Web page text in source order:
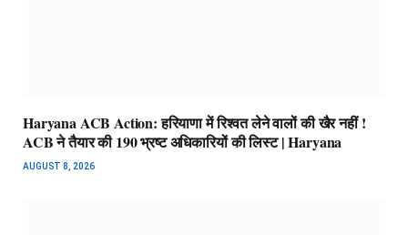
Haryana ACB Action: हरियाणा में रिश्वत लेने वालों की खैर नहीं !
ACB ने तैयार की 190 भ्रष्ट अधिकारियों की लिस्ट | Haryana
AUGUST 8, 2026